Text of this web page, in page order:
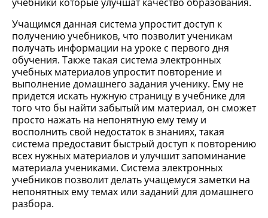
Учащимся данная система упростит доступ к
получению учебников, что позволит ученикам
получать информации на уроке с первого дня
обучения. Также такая система электронных
учебных материалов упростит повторение и
выполнение домашнего задания ученику. Ему не
придется искать нужную страницу в учебнике для
того что бы найти забытый им материал, он сможет
просто нажать на непонятную ему тему и
восполнить свой недостаток в знаниях, такая
система предоставит быстрый доступ к повторению
всех нужных материалов и улучшит запоминание
материала учениками. Система электронных
учебников позволит делать учащемуся заметки на
непонятных ему темах или заданий для домашнего
разбора.